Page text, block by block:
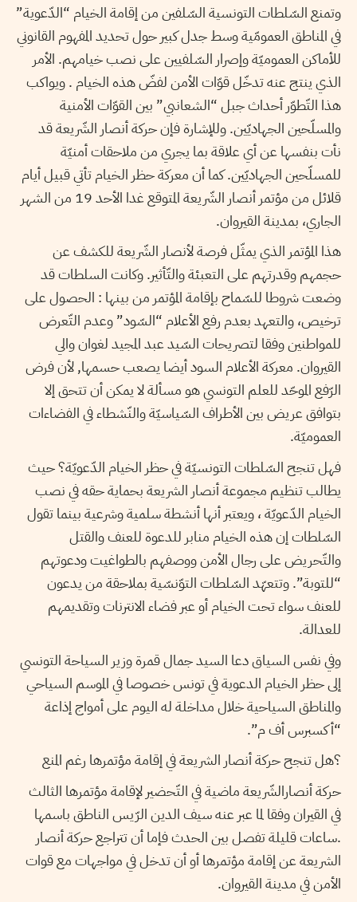
وتمنع السّلطات التونسية السّلفين من إقامة الخيام “الدّعوية”
في المناطق العمومّية وسط جدل كبير حول تحديد المفهوم القانوني
للأماكن العموميّة وإصرار السّلفيين على نصب خيامهم. الأمر
الذي ينتج عنه تدخّل قوّات الأمن لفضّ هذه الخيام . ويواكب
هذا التّطوّر أحداث جبل “الشعانبي” بين القوّات الأمنية
والمسلّحين الجهاديّين. وللإشارة فإن حركة أنصار الشّريعة قد
نأت بنفسها عن أي علاقة بما يجري من ملاحقات أمنيّة
للمسلّحين الجهاديّين. كما أن معركة حظر الخيام تأتي قبيل أيام
قلائل من مؤتمر أنصار الشّريعة المتوقع غدا الأحد 19 من الشهر
الجاري، بمدينة القيروان.
هذا المؤتمر الذي يمثّل فرصة ﻷنصار الشّريعة للكشف عن
حجمهم وقدرتهم على التعبئة والتّأثير. وكانت السلطات قد
وضعت شروطا للسّماح بإقامة المؤتمر من بينها : الحصول على
ترخيص، والتعهد بعدم رفع الأعلام “السّود” وعدم التّعرض
للمواطنين وفقا لتصريحات السّيد عبد المجيد لغوان والي
القيروان. معركة الأعلام السود أيضا يصعب حسمها, ﻷن فرض
الرّفع الموحّد للعلم التونسي هو مسألة لا يمكن أن تتحق إلا
بتوافق عريض بين الأطراف السّياسيّة والنّشطاء في الفضاءات
العموميّة.
فهل تنجح السّلطات التونسيّة في حظر الخيام الدّعويّة؟ حيث
يطالب تنظيم مجموعة أنصار الشريعة بحماية حقه في نصب
الخيام الدّعويّة ، ويعتبر أنها أنشطة سلمية وشرعية بينما تقول
السّلطات إن هذه الخيام منابر للدعوة للعنف والقتل
والتّحريض على رجال الأمن ووصفهم بالطواغيت ودعوتهم
“للتوبة”. وتتعهّد السّلطات التوّنسّية بملاحقة من يدعون
للعنف سواء تحت الخيام أو عبر فضاء الانترنات وتقديمهم
للعدالة.
وفي نفس السياق دعا السيد جمال قمرة وزير السياحة التونسي
إلى حظر الخيام الدعوية في تونس خصوصا في الموسم السياحي
والمناطق السياحية خلال مداخلة له اليوم على أمواج إذاعة
“أكسبرس أف م”.
؟هل تنجح حركة أنصار الشريعة في إقامة مؤتمرها رغم المنع
حركة أنصارالشّريعة ماضية في التّحضير لإقامة مؤتمرها الثالث
في القيران وفقا لما عبر عنه سيف الدين الرّيس الناطق باسمها
.ساعات قليلة تفصل بين الحدث فإما أن تتراجع حركة أنصار
الشريعة عن إقامة مؤتمرها أو أن تدخل في مواجهات مع قوات
الأمن في مدينة القيروان.